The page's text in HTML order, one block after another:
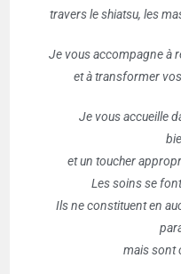
travers le shiatsu, les
Je vous accompagne à
et à transformer
Je vous accueille
et un toucher
Les soins se
Ils ne constituent en
mais sont